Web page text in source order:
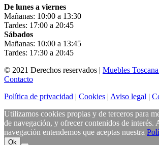
De lunes a viernes
Mañanas: 10:00 a 13:30
Tardes: 17:00 a 20:45
Sábados
Mañanas: 10:00 a 13:45
Tardes: 17:30 a 20:45
© 2021 Derechos reservados | Muebles
Contacto
Política de privacidad | Cookies | Aviso legal |
Utilizamos cookies propias y de terceros para
de navegación, y ofrecer contenidos de interés.
navegación entendemos que aceptas nuestra
Ok